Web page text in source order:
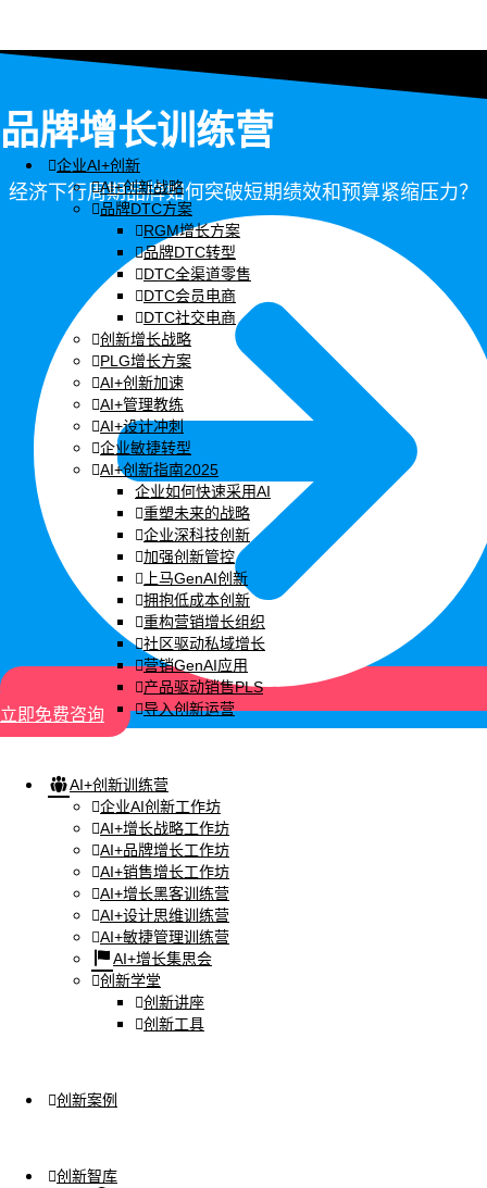
企业AI+创新
AI+创新战略
品牌DTC方案
RGM增长方案
品牌DTC转型
DTC全渠道零售
DTC会员电商
DTC社交电商
创新增长战略
PLG增长方案
AI+创新加速
AI+管理教练
AI+设计冲刺
企业敏捷转型
AI+创新指南2025
企业如何快速采用AI
重塑未来的战略
企业深科技创新
加强创新管控
上马GenAI创新
拥抱低成本创新
重构营销增长组织
社区驱动私域增长
营销GenAI应用
产品驱动销售PLS
导入创新运营
AI+创新训练营
企业AI创新工作坊
AI+增长战略工作坊
AI+品牌增长工作坊
AI+销售增长工作坊
AI+增长黑客训练营
AI+设计思维训练营
AI+敏捷管理训练营
AI+增长集思会
创新学堂
创新讲座
创新工具
创新案例
创新智库
品牌增长训练营
经济下行周期品牌如何突破短期绩效和预算紧缩压力？
立即免费咨询